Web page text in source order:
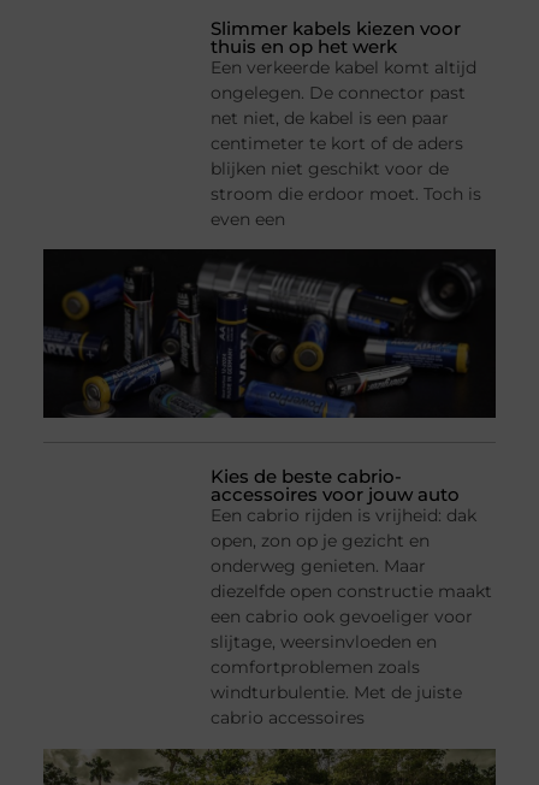
Slimmer kabels kiezen voor
thuis en op het werk
Een verkeerde kabel komt altijd
ongelegen. De connector past
net niet, de kabel is een paar
centimeter te kort of de aders
blijken niet geschikt voor de
stroom die erdoor moet. Toch is
even een
Kies de beste cabrio-
accessoires voor jouw auto
Een cabrio rijden is vrijheid: dak
open, zon op je gezicht en
onderweg genieten. Maar
diezelfde open constructie maakt
een cabrio ook gevoeliger voor
slijtage, weersinvloeden en
comfortproblemen zoals
windturbulentie. Met de juiste
cabrio accessoires